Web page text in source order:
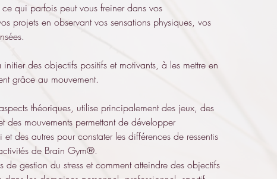
qui parfois peut vous freiner dans vos
projets en observant vos sensations physiques, vos
des objectifs positifs et motivants, à les mettre en
grâce au mouvement.
théoriques, utilise principalement des jeux, des
des mouvements permettant de développer
et des autres pour constater les différences de ressentis
de Brain Gym®.
de gestion du stress et comment atteindre des objectifs